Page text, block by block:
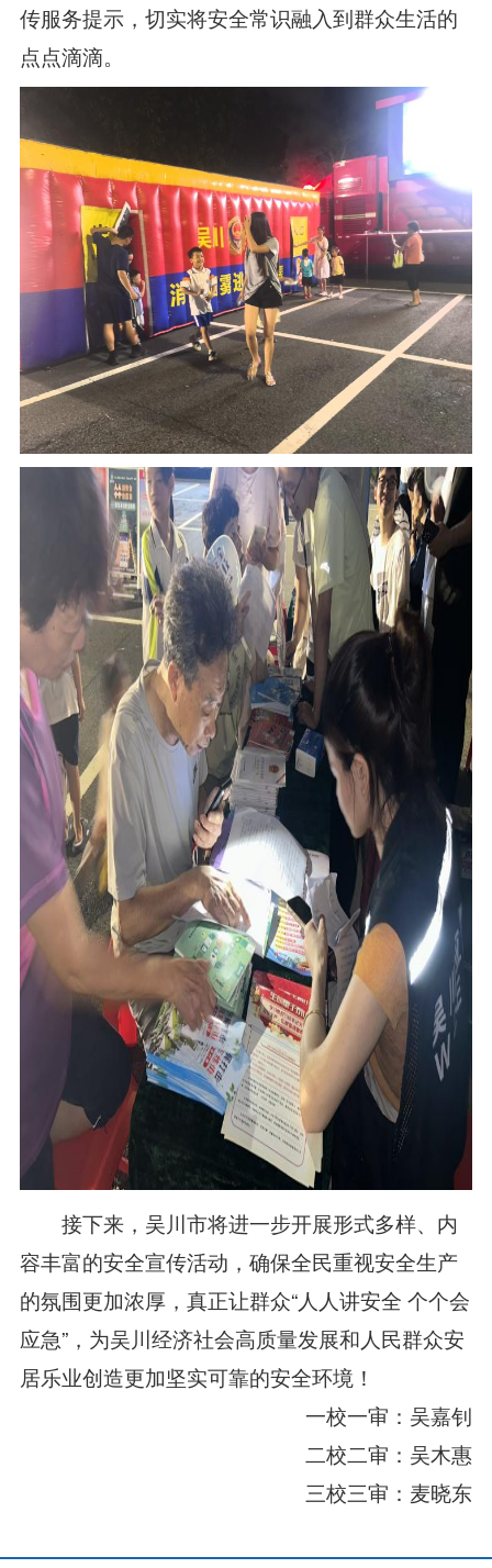
传服务提示，切实将安全常识融入到群众生活的
点点滴滴。
接下来，吴川市将进一步开展形式多样、内
容丰富的安全宣传活动，确保全民重视安全生产
的氛围更加浓厚，真正让群众“人人讲安全 个个会
应急”，为吴川经济社会高质量发展和人民群众安
居乐业创造更加坚实可靠的安全环境！
一校一审：吴嘉钊
二校二审：吴木惠
三校三审：麦晓东